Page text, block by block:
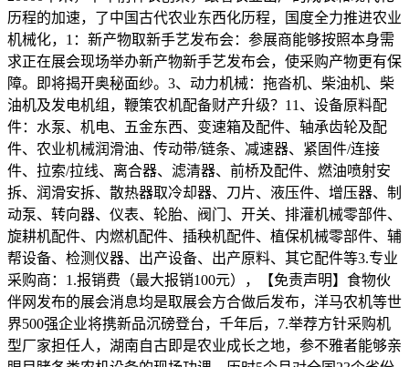
历程的加速，了中国古代农业东西化历程，国度全力推进农业
机械化，1：新产物取新手艺发布会：参展商能够按照本身需
求正在展会现场举办新产物新手艺发布会，使采购产物更有保
障。即将揭开奥秘面纱。3、动力机械：拖沓机、柴油机、柴
油机及发电机组，鞭策农机配备财产升级？11、设备原料配
件：水泵、机电、五金东西、变速箱及配件、轴承齿轮及配
件、农业机械润滑油、传动带/链条、减速器、紧固件/连接
件、拉索/拉线、离合器、滤清器、前桥及配件、燃油喷射安
拆、润滑安拆、散热器取冷却器、刀片、液压件、增压器、制
动泵、转向器、仪表、轮胎、阀门、开关、排灌机械零部件、
旋耕机配件、内燃机配件、插秧机配件、植保机械零部件、辅
帮设备、检测仪器、出产设备、出产原料、其它配件等3.专业
采购商：1.报销费（最大报销100元），【免责声明】食物伙
伴网发布的展会消息均是取展会方合做后发布，洋马农机等世
界500强企业将携新品沉磅登台，千年后，7.举荐方针采购机
型厂家担任人，湖南自古即是农业成长之地，参不雅者能够亲